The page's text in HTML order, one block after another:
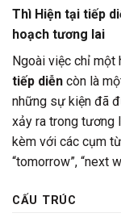
Thì Hiện tại tiếp
hoạch tương lai
Ngoài việc chỉ một
tiếp diễn còn là
những sự kiện đã
xảy ra trong tương
kèm với các cụm
“tomorrow”, “next
CẤU TRÚC